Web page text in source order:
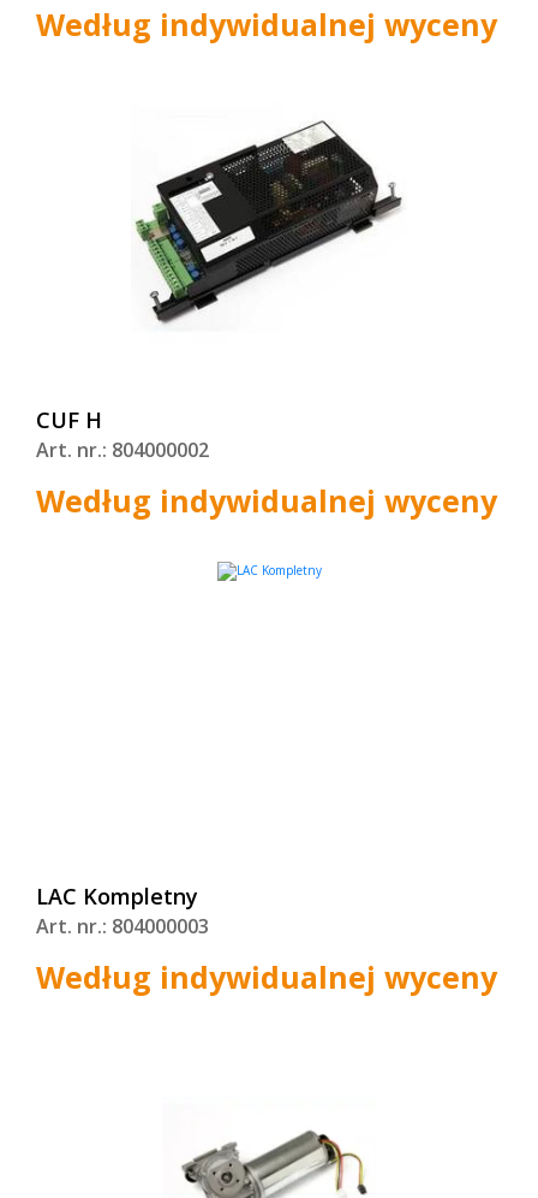
Według indywidualnej wyceny
CUF H
Art. nr.: 804000002
Według indywidualnej wyceny
LAC Kompletny
Art. nr.: 804000003
Według indywidualnej wyceny